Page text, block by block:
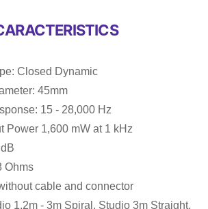
Closed Dynamic
45mm
15 - 28,000 Hz
Power 1,600 mW at 1 kHz
Ohms
cable and connector
1.2m - 3m Spiral, Studio 3m Straight,